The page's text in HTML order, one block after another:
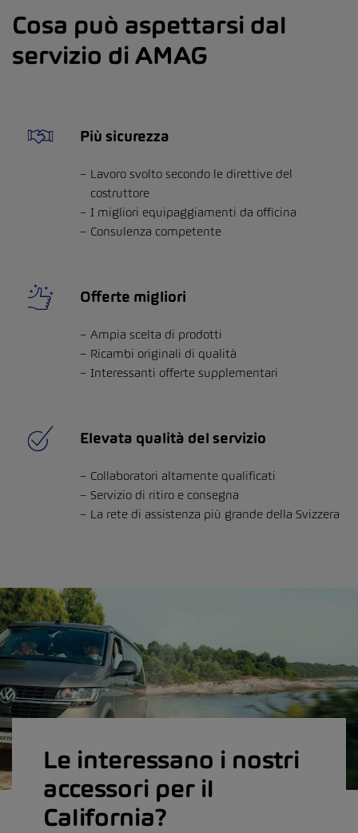
Cosa può aspettarsi dal
servizio di AMAG
Più sicurezza
Lavoro svolto secondo le direttive del
costruttore
I migliori equipaggiamenti da officina
Consulenza competente
Offerte migliori
Ampia scelta di prodotti
Ricambi originali di qualità
Interessanti offerte supplementari
Elevata qualità del servizio
Collaboratori altamente qualificati
Servizio di ritiro e consegna
La rete di assistenza più grande della Svizzera
Le interessano i nostri
accessori per il
California?